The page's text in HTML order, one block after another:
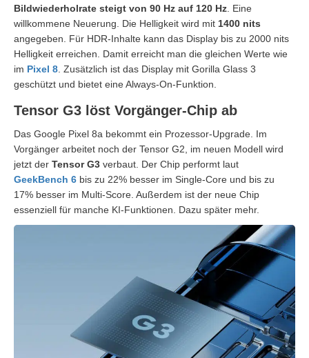
Bildwiederholrate steigt von 90 Hz auf 120 Hz. Eine
willkommene Neuerung. Die Helligkeit wird mit 1400 nits
angegeben. Für HDR-Inhalte kann das Display bis zu 2000 nits
Helligkeit erreichen. Damit erreicht man die gleichen Werte wie
im Pixel 8. Zusätzlich ist das Display mit Gorilla Glass 3
geschützt und bietet eine Always-On-Funktion.
Tensor G3 löst Vorgänger-Chip ab
Das Google Pixel 8a bekommt ein Prozessor-Upgrade. Im
Vorgänger arbeitet noch der Tensor G2, im neuen Modell wird
jetzt der Tensor G3 verbaut. Der Chip performt laut
GeekBench 6 bis zu 22% besser im Single-Core und bis zu
17% besser im Multi-Score. Außerdem ist der neue Chip
essenziell für manche KI-Funktionen. Dazu später mehr.